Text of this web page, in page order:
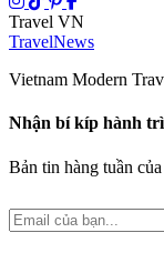
Travel VN
TravelNews
Vietnam Modern
Nhận bí kíp hành
Bản tin hàng tuần